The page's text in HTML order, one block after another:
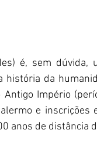
é, sem
história da
Império
e inscrições
anos de distância